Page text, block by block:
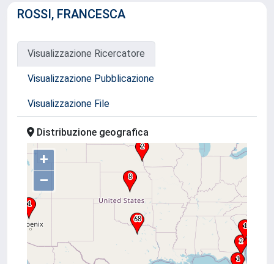
ROSSI, FRANCESCA
Visualizzazione Ricercatore
Visualizzazione Pubblicazione
Visualizzazione File
Distribuzione geografica
+
–